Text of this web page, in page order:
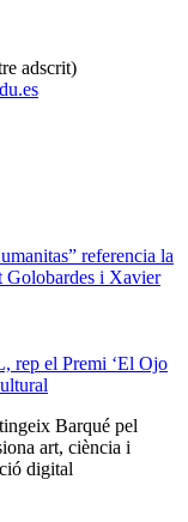
adscrit)
referencia la
Golobardes i Xavier
rep el Premi ‘El Ojo
Barqué pel
art, ciència i
digital